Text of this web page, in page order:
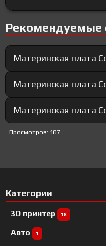
Материнская плата
Материнская плата
Материнская плата
Просмотров: 107
Категории
3D принтер 18
Авто 1